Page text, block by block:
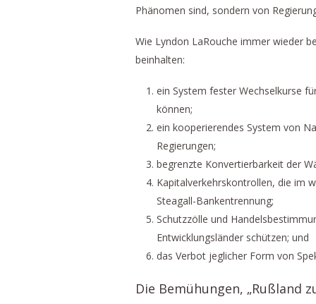
Phänomen sind, sondern von
Wie Lyndon LaRouche immer wieder
beinhalten:
ein System fester Wechselkurse
können;
ein kooperierendes System von
Regierungen;
begrenzte Konvertierbarkeit der
Kapitalverkehrskontrollen, die im
Steagall-Bankentrennung;
Schutzzölle und
Entwicklungsländer schützen; und
das Verbot jeglicher Form von
Die Bemühungen, „Rußland